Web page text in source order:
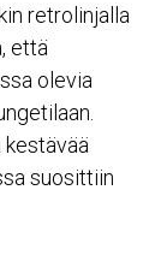
retrolinjalla
että
olevia
suosittiin